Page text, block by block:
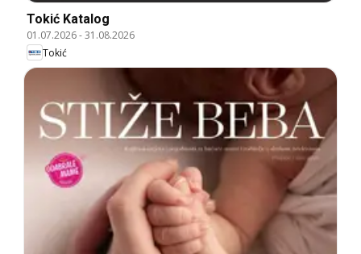
Tokić Katalog
01.07.2026-31.08.2026
Tokić